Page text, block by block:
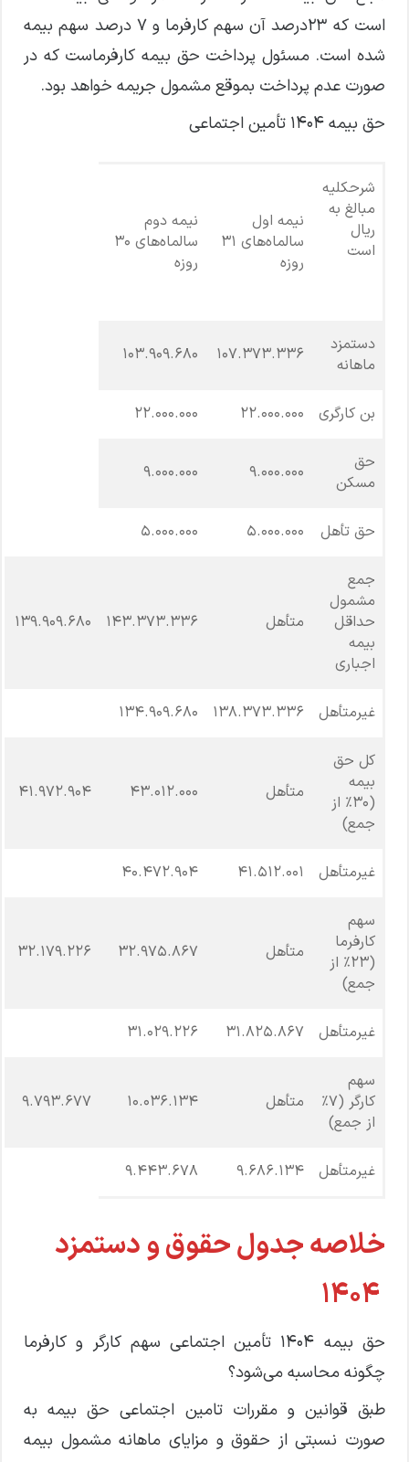
است که ۲۳درصد آن سهم کارفرما و ۷ درصد سهم بیمه
شده است. مسئول پرداخت حق بیمه کارفرماست که در
صورت عدم پرداخت بموقع مشمول جریمه خواهد بود.
حق بیمه ۱۴۰۴ تأمین اجتماعی
شرحکلیه
مبالغ به
ریال
است
نیمه اول
سالماه‌های ۳۱
روزه
نیمه دوم
سالماه‌های ۳۰
روزه
دستمزد
ماهانه
۱۰۷.۳۷۳.۳۳۶ ۱۰۳.۹۰۹.۶۸۰
بن کارگری ۲۲.۰۰۰.۰۰۰ ۲۲.۰۰۰.۰۰۰
حق
مسکن
۹.۰۰۰.۰۰۰ ۹.۰۰۰.۰۰۰
حق تأهل ۵.۰۰۰.۰۰۰ ۵.۰۰۰.۰۰۰
جمع
مشمول
حداقل
بیمه
اجباری
متأهل ۱۴۳.۳۷۳.۳۳۶ ۱۳۹.۹۰۹.۶۸۰
غیرمتأهل ۱۳۸.۳۷۳.۳۳۶ ۱۳۴.۹۰۹.۶۸۰
کل حق
بیمه
(۳۰٪ از
جمع)
متأهل ۴۳.۰۱۲.۰۰۰ ۴۱.۹۷۲.۹۰۴
غیرمتأهل ۴۱.۵۱۲.۰۰۱ ۴۰.۴۷۲.۹۰۴
سهم
کارفرما
(۲۳٪ از
جمع)
متأهل ۳۲.۹۷۵.۸۶۷ ۳۲.۱۷۹.۲۲۶
غیرمتأهل ۳۱.۸۲۵.۸۶۷ ۳۱.۰۲۹.۲۲۶
سهم
کارگر (۷٪
از جمع)
متأهل ۱۰.۰۳۶.۱۳۴ ۹.۷۹۳.۶۷۷
غیرمتأهل ۹.۶۸۶.۱۳۴ ۹.۴۴۳.۶۷۸
خلاصه جدول حقوق و دستمزد
حق بیمه ۱۴۰۴ تأمین اجتماعی سهم کارگر و کارفرما
چگونه محاسبه می‌شود؟
طبق قوانین و مقررات تامین اجتماعی حق بیمه به
صورت نسبتی از حقوق و مزایای ماهانه مشمول بیمه